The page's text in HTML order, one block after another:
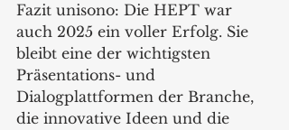
Fazit unisono: Die HEPT war
auch 2025 ein voller Erfolg. Sie
bleibt eine der wichtigsten
Präsentations- und
Dialogplattformen der Branche,
die innovative Ideen und die